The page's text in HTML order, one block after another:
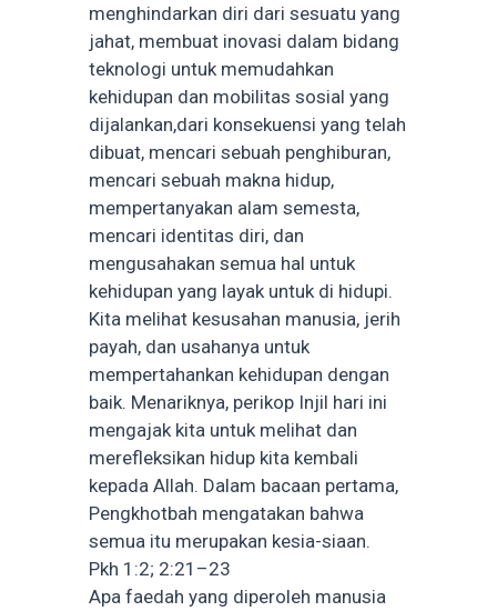
menghindarkan diri dari sesuatu yang
jahat, membuat inovasi dalam bidang
teknologi untuk memudahkan
kehidupan dan mobilitas sosial yang
dijalankan,dari konsekuensi yang telah
dibuat, mencari sebuah penghiburan,
mencari sebuah makna hidup,
mempertanyakan alam semesta,
mencari identitas diri, dan
mengusahakan semua hal untuk
kehidupan yang layak untuk di hidupi.
Kita melihat kesusahan manusia, jerih
payah, dan usahanya untuk
mempertahankan kehidupan dengan
baik. Menariknya, perikop Injil hari ini
mengajak kita untuk melihat dan
merefleksikan hidup kita kembali
kepada Allah. Dalam bacaan pertama,
Pengkhotbah mengatakan bahwa
semua itu merupakan kesia-siaan.
Pkh 1:2; 2:21–23
Apa faedah yang diperoleh manusia